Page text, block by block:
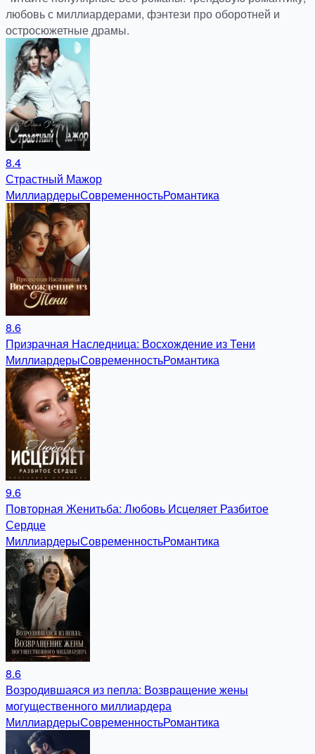
любовь с миллиардерами, фэнтези про оборотней и
остросюжетные драмы.
8.4
Страстный Мажор
МиллиардерыСовременностьРомантика
8.6
Призрачная Наследница: Восхождение из Тени
МиллиардерыСовременностьРомантика
9.6
Повторная Женитьба: Любовь Исцеляет Разбитое
Сердце
МиллиардерыСовременностьРомантика
8.6
Возродившаяся из пепла: Возвращение жены
могущественного миллиардера
МиллиардерыСовременностьРомантика